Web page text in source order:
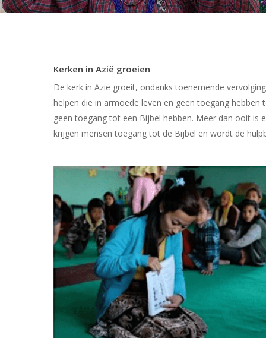
Hit enter to search or ESC to close
Kerken in Azië groeien
De kerk in Azië groeit, ondanks toenemende
helpen die in armoede leven en geen toegang
geen toegang tot een Bijbel hebben. Meer dan ooit is
krijgen mensen toegang tot de Bijbel en wordt de